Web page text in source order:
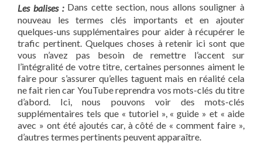
Les balises :Dans cette section, nous allons souligner à
nouveau les termes clés importants et en ajouter
quelques-uns supplémentaires pour aider à récupérer le
trafic pertinent. Quelques choses à retenir ici sont que
vous n’avez pas besoin de remettre l’accent sur
l’intégralité de votre titre, certaines personnes aiment le
faire pour s’assurer qu’elles taguent mais en réalité cela
ne fait rien car YouTube reprendra vos mots-clés du titre
d’abord. Ici, nous pouvons voir des mots-clés
supplémentaires tels que « tutoriel », « guide » et « aide
avec » ont été ajoutés car, à côté de « comment faire »,
d’autres termes pertinents peuvent apparaître.